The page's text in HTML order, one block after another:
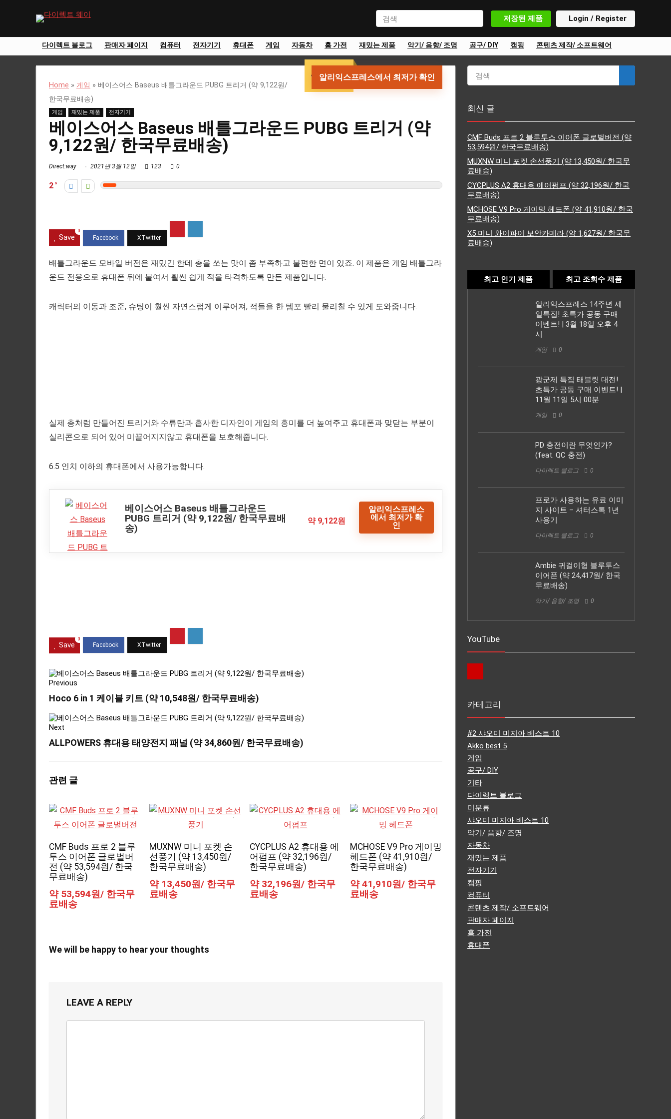
저장된 제품 Login / Register
다이렉트 블로그 판매자 페이지 컴퓨터 전자기기 휴대폰 게임 자동차 홈 가전 재밌는 제품 악기/ 음향/ 조명 공구/ DIY 캠핑 콘텐츠 제작/ 소프트웨어
약 9,122원
알리익스프레스에서 최저가 확인
Home » 게임 » 베이스어스 Baseus 배틀그라운드 PUBG 트리거 (약 9,122원/
한국무료배송)
게임 재밌는 제품 전자기기
베이스어스 Baseus 배틀그라운드 PUBG 트리거 (약
9,122원/ 한국무료배송)
Direct:way 2021년 3월 12일 123 0
2
Save
0
배틀그라운드 모바일 버전은 재밌긴 한데 총을 쏘는 맛이 좀 부족하고 불편한 면이 있죠. 이 제품은 게임 배틀그라
운드 전용으로 휴대폰 뒤에 붙여서 휠씬 쉽게 적을 타격하도록 만든 제품입니다.
캐릭터의 이동과 조준, 슈팅이 훨씬 자연스럽게 이루어져, 적들을 한 템포 빨리 물리칠 수 있게 도와줍니다.
실제 총처럼 만들어진 트리거와 수류탄과 흡사한 디자인이 게임의 흥미를 더 높여주고 휴대폰과 맞닫는 부분이
실리콘으로 되어 있어 미끌어지지않고 휴대폰을 보호해줍니다.
6.5 인치 이하의 휴대폰에서 사용가능합니다.
베이스어스 Baseus 배틀그라운드
PUBG 트리거 (약 9,122원/ 한국무료배
송)
약 9,122원
알리익스프레스
에서 최저가 확
인
Save
0
Previous
Hoco 6 in 1 케이블 키트 (약 10,548원/ 한국무료배송)
Next
ALLPOWERS 휴대용 태양전지 패널 (약 34,860원/ 한국무료배송)
관련 글
CMF Buds 프로 2 블루
투스 이어폰 글로벌버
전 (약 53,594원/ 한국
무료배송)
약 53,594원/ 한국무
료배송
MUXNW 미니 포켓 손
선풍기 (약 13,450원/
한국무료배송)
약 13,450원/ 한국무
료배송
CYCPLUS A2 휴대용 에
어펌프 (약 32,196원/
한국무료배송)
약 32,196원/ 한국무
료배송
MCHOSE V9 Pro 게이밍
헤드폰 (약 41,910원/
한국무료배송)
약 41,910원/ 한국무
료배송
We will be happy to hear your thoughts
LEAVE A REPLY
최신 글
CMF Buds 프로 2 블루투스 이어폰 글로벌버전 (약
53,594원/ 한국무료배송)
MUXNW 미니 포켓 손선풍기 (약 13,450원/ 한국무
료배송)
CYCPLUS A2 휴대용 에어펌프 (약 32,196원/ 한국
무료배송)
MCHOSE V9 Pro 게이밍 헤드폰 (약 41,910원/ 한국
무료배송)
X5 미니 와이파이 보안카메라 (약 1,627원/ 한국무
료배송)
최고 인기 제품 최고 조회수 제품
알리익스프레스 14주년 세
일특집! 초특가 공동 구매
이벤트! | 3월 18일 오후 4
시
게임 0
광군제 특집 태블릿 대전!
초특가 공동 구매 이벤트! |
11월 11일 5시 00분
게임 0
PD 충전이란 무엇인가?
(feat. QC 충전)
다이렉트 블로그 0
프로가 사용하는 유료 이미
지 사이트 – 셔터스톡 1년
사용기
다이렉트 블로그 0
Ambie 귀걸이형 블루투스
이어폰 (약 24,417원/ 한국
무료배송)
악기/ 음향/ 조명 0
YouTube
카테고리
#2 샤오미 미지아 베스트 10
Akko best 5
게임
공구/ DIY
기타
다이렉트 블로그
미분류
샤오미 미지아 베스트 10
악기/ 음향/ 조명
자동차
재밌는 제품
전자기기
캠핑
컴퓨터
콘텐츠 제작/ 소프트웨어
판매자 페이지
홈 가전
휴대폰